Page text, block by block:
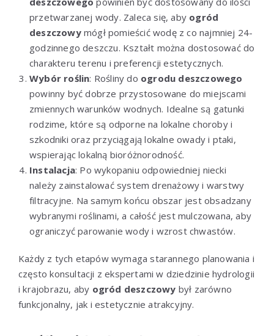
przetwarzanej wody. Zaleca się, aby ogród
deszczowymógł pomieścić wodę z co najmniej 24-
godzinnego deszczu. Kształt można dostosować do
charakteru terenu i preferencji estetycznych.
Wybór roślin: Rośliny do ogrodu deszczowego
powinny być dobrze przystosowane do miejscami
zmiennych warunków wodnych. Idealne są gatunki
rodzime, które są odporne na lokalne choroby i
szkodniki oraz przyciągają lokalne owady i ptaki,
wspierając lokalną bioróżnorodność.
Instalacja: Po wykopaniu odpowiedniej niecki
należy zainstalować system drenażowy i warstwy
filtracyjne. Na samym końcu obszar jest obsadzany
wybranymi roślinami, a całość jest mulczowana, aby
ograniczyć parowanie wody i wzrost chwastów.
Każdy z tych etapów wymaga starannego planowania i
często konsultacji z ekspertami w dziedzinie hydrologii
i krajobrazu, aby ogród deszczowy był zarówno
funkcjonalny, jak i estetycznie atrakcyjny.